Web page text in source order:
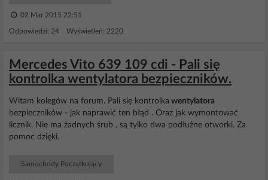
02 Mar 2015 22:51
Odpowiedzi: 24 Wyświetleń: 2220
Mercedes Vito 639 109 cdi - Pali się
kontrolka wentylatora bezpieczników.
Witam kolegów na forum. Pali się kontrolka wentylatora
bezpieczników - jak naprawić ten błąd . Oraz jak wymontować
licznik. Nie ma żadnych śrub , są tylko dwa podłużne otworki. Za
pomoc dzięki.
Samochody Początkujący